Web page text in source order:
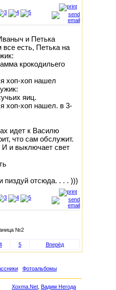
и Петька
все есть, Петька на
крокодильего
хоп-хоп нашел
яиц.
хоп-хоп нашел. в 3-
идет к Василю
что сам обслужит.
И и выключает свет
пиздуй отсюда. . . . )))
№2
5 Вперёд
Фотоальбомы
Xoxma.Net Вадим Негода